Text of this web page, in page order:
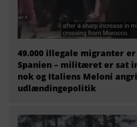
49.000 illegale migranter
Spanien – militæret er sat
nok og Italiens Meloni
udlændingepolitik